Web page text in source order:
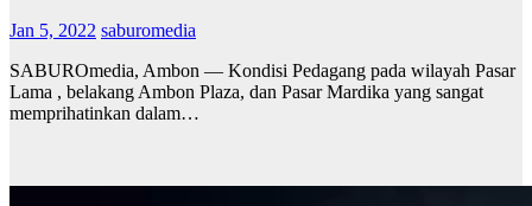
Jan 5, 2022 saburomedia
SABUROmedia, Ambon — Kondisi Pedagang pada wilayah Pasar
Lama , belakang Ambon Plaza, dan Pasar Mardika yang sangat
memprihatinkan dalam…